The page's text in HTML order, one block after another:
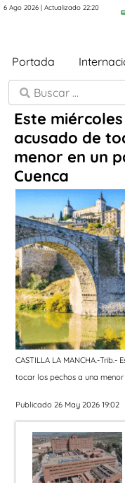
6 Ago 2026 | Actualizado 22:20
Portada
Este
acusado de
menor en un
Cuenca
CASTILLA LA MANCHA.-
tocar los pechos a una
Publicado 26 May 2026 19:02